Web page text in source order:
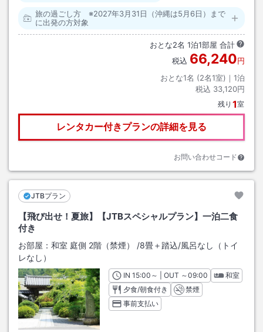
旅の過ごし方 ※2027年3月31日（沖縄は5月6日）まで
に出発の方対象
おとな2名 1泊1部屋 合計
税込 66,240円
おとな1名 (2名1室)｜ 1泊
税込 33,120円
残り 1室
レンタカー付きプランの詳細を見る
お問い合わせコード
JTBプラン
【飛び出せ！夏旅】【JTBスペシャルプラン】一泊二食
付き
お部屋： 和室 庭側 2階（禁煙） /8畳＋踏込/風呂なし（トイ
レなし）
INチェックイン
15:00 ～ | OUT チェックアウト
～09:00
和室
夕食/朝食付き
禁煙
事前支払い